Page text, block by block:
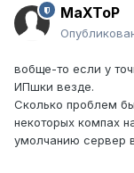
MaXToP
вобще-то если у
ИПшки везде.
Сколько проблем
некоторых компах
умолчанию сервер